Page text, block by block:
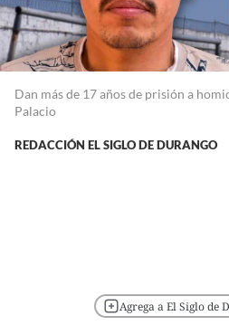
Dan más de 17 años de prisión a
Palacio
REDACCIÓN EL SIGLO DE DURANGO
Agrega a El Siglo de